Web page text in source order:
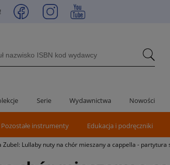
!
Serie Wydawnictwa Nowości
Pozostałe instrumenty Edukacja i podręczniki
Zubel: Lullaby nuty na chór mieszany a cappella - partytura